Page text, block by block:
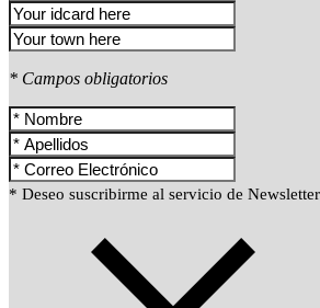
* Campos obligatorios
* Deseo suscribirme al servicio de